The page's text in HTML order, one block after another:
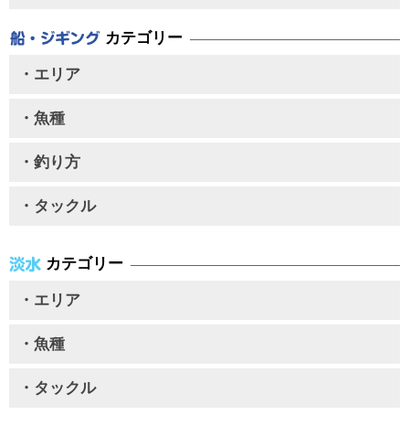
カテゴリー
・エリア
・魚種
・釣り方
・タックル
カテゴリー
・エリア
・魚種
・タックル